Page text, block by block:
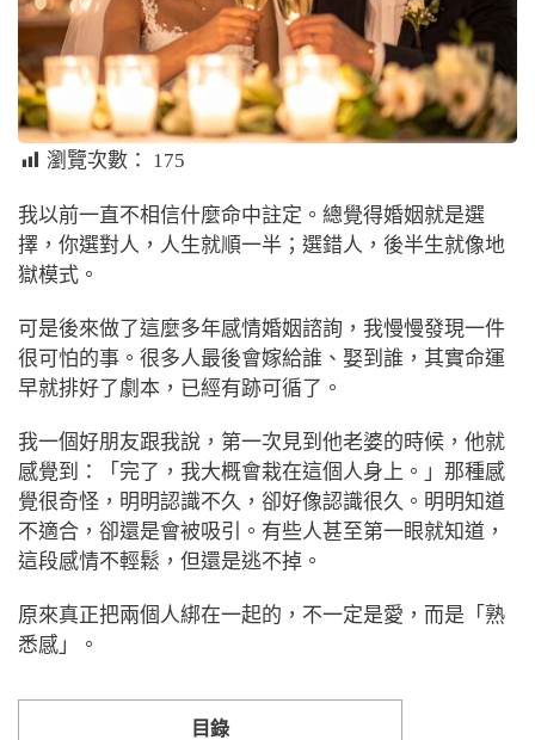
瀏覽次數： 175
我以前一直不相信什麼命中註定。總覺得婚姻就是選
擇，你選對人，人生就順一半；選錯人，後半生就像地
獄模式。
可是後來做了這麼多年感情婚姻諮詢，我慢慢發現一件
很可怕的事。很多人最後會嫁給誰、娶到誰，其實命運
早就排好了劇本，已經有跡可循了。
我一個好朋友跟我說，第一次見到他老婆的時候，他就
感覺到：「完了，我大概會栽在這個人身上。」那種感
覺很奇怪，明明認識不久，卻好像認識很久。明明知道
不適合，卻還是會被吸引。有些人甚至第一眼就知道，
這段感情不輕鬆，但還是逃不掉。
原來真正把兩個人綁在一起的，不一定是愛，而是「熟
悉感」。
目錄